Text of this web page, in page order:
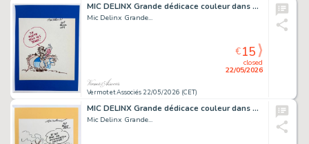
MIC DELINX Grande dédicace couleur dans un support...
Mic Delinx Grande...
Vermot et Associés 22/05/2026 (CET)
closed
22/05/2026
€15
MIC DELINX Grande dédicace couleur dans un support...
Mic Delinx Grande...